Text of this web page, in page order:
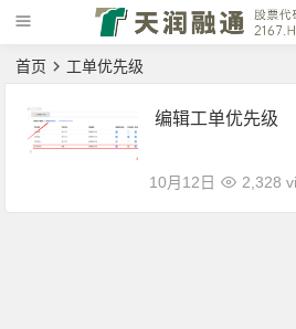
首页 工单优先级
编辑工单优先级
10月12日 2,328